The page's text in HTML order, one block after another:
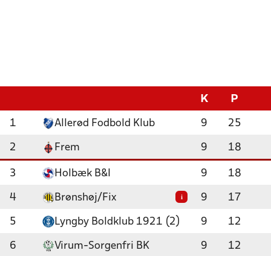
K P
1 Allerød Fodbold Klub 9 25
2 Frem 9 18
3 Holbæk B&I 9 18
4 Brønshøj/Fix i 9 17
5 Lyngby Boldklub 1921 (2) 9 12
6 Virum-Sorgenfri BK 9 12